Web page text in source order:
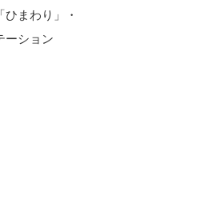
まわり」・
ーション